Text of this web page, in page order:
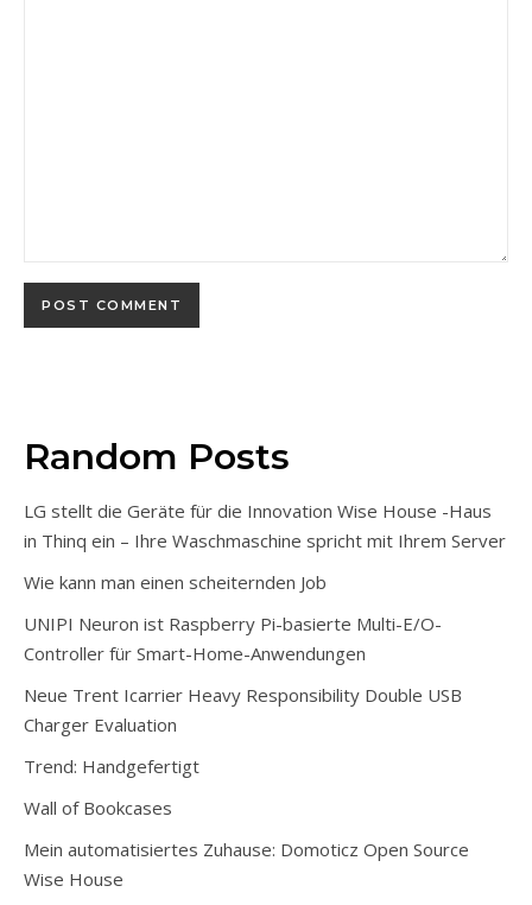
Random Posts
LG stellt die Geräte für die Innovation Wise House -Haus
in Thinq ein – Ihre Waschmaschine spricht mit Ihrem Server
Wie kann man einen scheiternden Job
UNIPI Neuron ist Raspberry Pi-basierte Multi-E/O-
Controller für Smart-Home-Anwendungen
Neue Trent Icarrier Heavy Responsibility Double USB
Charger Evaluation
Trend: Handgefertigt
Wall of Bookcases
Mein automatisiertes Zuhause: Domoticz Open Source
Wise House